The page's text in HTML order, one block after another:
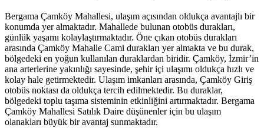
Bergama Çamköy Mahallesi, ulaşım açısından oldukça avantajlı bir
konumda yer almaktadır. Mahallede bulunan otobüs durakları,
günlük yaşamı kolaylaştırmaktadır. Öne çıkan otobüs durakları
arasında Çamköy Mahalle Cami durakları yer almakta ve bu durak,
bölgedeki en yoğun kullanılan duraklardan biridir. Çamköy, İzmir’in
ana arterlerine yakınlığı sayesinde, şehir içi ulaşımı oldukça hızlı ve
kolay hale getirmektedir. Ulaşım imkanları arasında, Çamköy Giriş
otobüs noktası da oldukça tercih edilmektedir. Bu duraklar,
bölgedeki toplu taşıma sisteminin etkinliğini artırmaktadır. Bergama
Çamköy Mahallesi Satılık Daire düşünenler için bu ulaşım
olanakları büyük bir avantaj sunmaktadır.